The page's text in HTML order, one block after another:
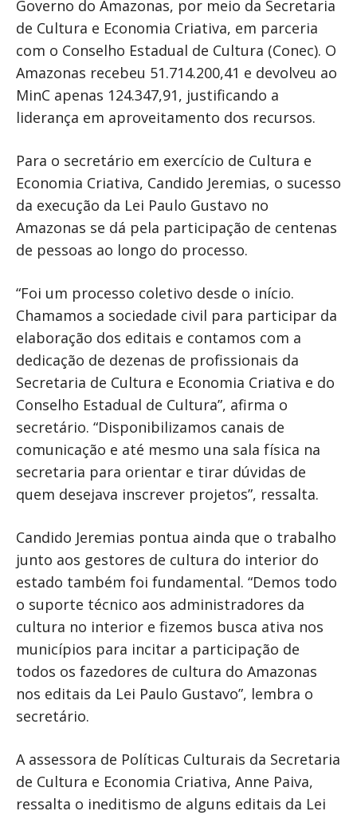
Governo do Amazonas, por meio da Secretaria
de Cultura e Economia Criativa, em parceria
com o Conselho Estadual de Cultura (Conec). O
Amazonas recebeu 51.714.200,41 e devolveu ao
MinC apenas 124.347,91, justificando a
liderança em aproveitamento dos recursos.
Para o secretário em exercício de Cultura e
Economia Criativa, Candido Jeremias, o sucesso
da execução da Lei Paulo Gustavo no
Amazonas se dá pela participação de centenas
de pessoas ao longo do processo.
“Foi um processo coletivo desde o início.
Chamamos a sociedade civil para participar da
elaboração dos editais e contamos com a
dedicação de dezenas de profissionais da
Secretaria de Cultura e Economia Criativa e do
Conselho Estadual de Cultura”, afirma o
secretário. “Disponibilizamos canais de
comunicação e até mesmo una sala física na
secretaria para orientar e tirar dúvidas de
quem desejava inscrever projetos”, ressalta.
Candido Jeremias pontua ainda que o trabalho
junto aos gestores de cultura do interior do
estado também foi fundamental. “Demos todo
o suporte técnico aos administradores da
cultura no interior e fizemos busca ativa nos
municípios para incitar a participação de
todos os fazedores de cultura do Amazonas
nos editais da Lei Paulo Gustavo”, lembra o
secretário.
A assessora de Políticas Culturais da Secretaria
de Cultura e Economia Criativa, Anne Paiva,
ressalta o ineditismo de alguns editais da Lei